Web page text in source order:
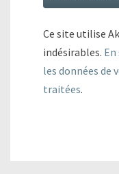
Ce site utilise
indésirables.
les données de
traitées.